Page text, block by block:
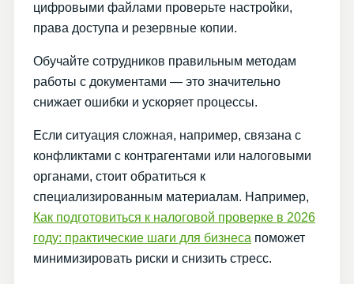
цифровыми файлами проверьте настройки,
права доступа и резервные копии.
Обучайте сотрудников правильным методам
работы с документами — это значительно
снижает ошибки и ускоряет процессы.
Если ситуация сложная, например, связана с
конфликтами с контрагентами или налоговыми
органами, стоит обратиться к
специализированным материалам. Например,
Как подготовиться к налоговой проверке в 2026
году: практические шаги для бизнеса поможет
минимизировать риски и снизить стресс.